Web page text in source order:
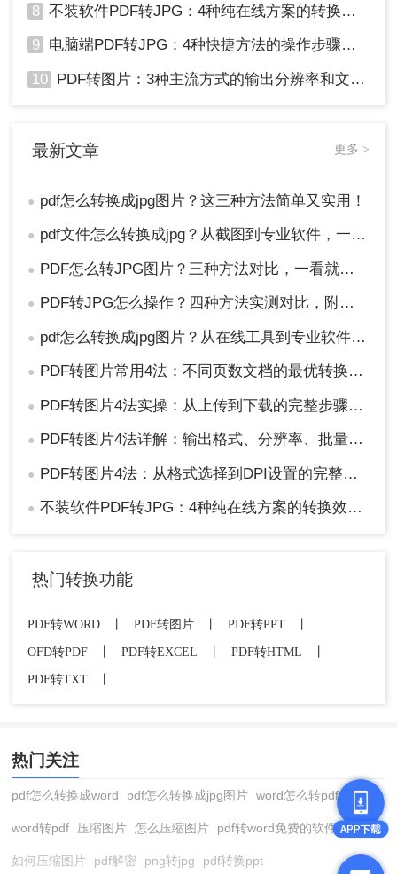
8 不装软件PDF转JPG：4种纯在线方案的转换效果和速度对比！
9 电脑端PDF转JPG：4种快捷方法的操作步骤和常见格式问题！
10 PDF转图片：3种主流方式的输出分辨率和文件体积实测！
最新文章 更多 >
● pdf怎么转换成jpg图片？这三种方法简单又实用！
● pdf文件怎么转换成jpg？从截图到专业软件，一篇讲清楚！
● PDF怎么转JPG图片？三种方法对比，一看就懂！
● PDF转JPG怎么操作？四种方法实测对比，附各场景最优选！
● pdf怎么转换成jpg图片？从在线工具到专业软件，总有一款适合你！
● PDF转图片常用4法：不同页数文档的最优转换路径！
● PDF转图片4法实操：从上传到下载的完整步骤和参数设置！
● PDF转图片4法详解：输出格式、分辨率、批量处理全对比！
● PDF转图片4法：从格式选择到DPI设置的完整操作指南！
● 不装软件PDF转JPG：4种纯在线方案的转换效果和速度对比！
热门转换功能
PDF转WORD PDF转图片 PDF转PPT
OFD转PDF
PDF转EXCEL PDF转HTML
PDF转TXT
热门关注
pdf怎么转换成word pdf怎么转换成jpg图片 word怎么转pdf
word转pdf 压缩图片 怎么压缩图片 pdf转word免费的软件
如何压缩图片 pdf解密 png转jpg pdf转换ppt